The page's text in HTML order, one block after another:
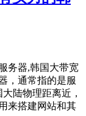
务器,韩国大带宽
，通常指的是服
陆物理距离近，
来搭建网站和其